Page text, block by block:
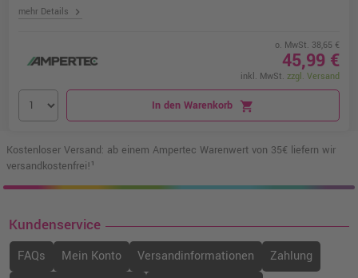
mehr Details chevron_right
o. MwSt. 38,65 €
45,99 €
inkl. MwSt. zzgl. Versand
In den Warenkorb shopping_cart
Kostenloser Versand: ab einem Ampertec Warenwert von 35€ liefern wir
versandkostenfrei!¹
Kundenservice
FAQs Mein Konto Versandinformationen
Zahlung